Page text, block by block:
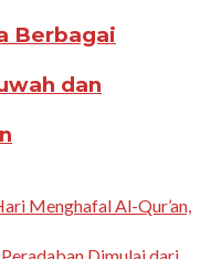
Berbagai
dan